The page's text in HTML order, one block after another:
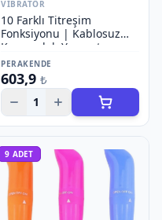
VIBRATÖR
10 Farklı Titreşim
Fonksiyonu | Kablosuz
Kumandalı Yumurta
Vibratör
PERAKENDE
603,9 ₺
1
9 ADET